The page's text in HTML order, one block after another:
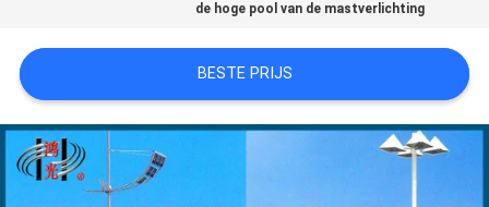
SITEMAP
PRIVACYBELEID
de hoge pool van de mastverlichting
BESTE PRIJS